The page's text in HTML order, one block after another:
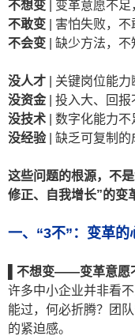
不想变 | 变革意愿不
不敢变 | 害怕失败，
不会变 | 缺少方法，
没人才 | 关键岗位能力
没资金 | 投入大、回报
没技术 | 数字化能力不
没经验| 缺乏可复制的
这些问题的根源，不
修正、自我增长”的变
一、 “3不” ：变革的
不想变——变革意愿
许多中小企业并非看
能过，何必折腾？团
的紧迫感。